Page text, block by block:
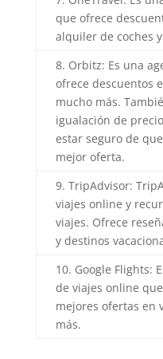
que ofrece
alquiler de coches
8. Orbitz: Es una
ofrece descuentos
mucho más.
igualación de
estar seguro de
mejor oferta.
9. TripAdvisor:
viajes online y
viajes. Ofrece
y destinos
10. Google Flights:
de viajes online
mejores ofertas en
más.